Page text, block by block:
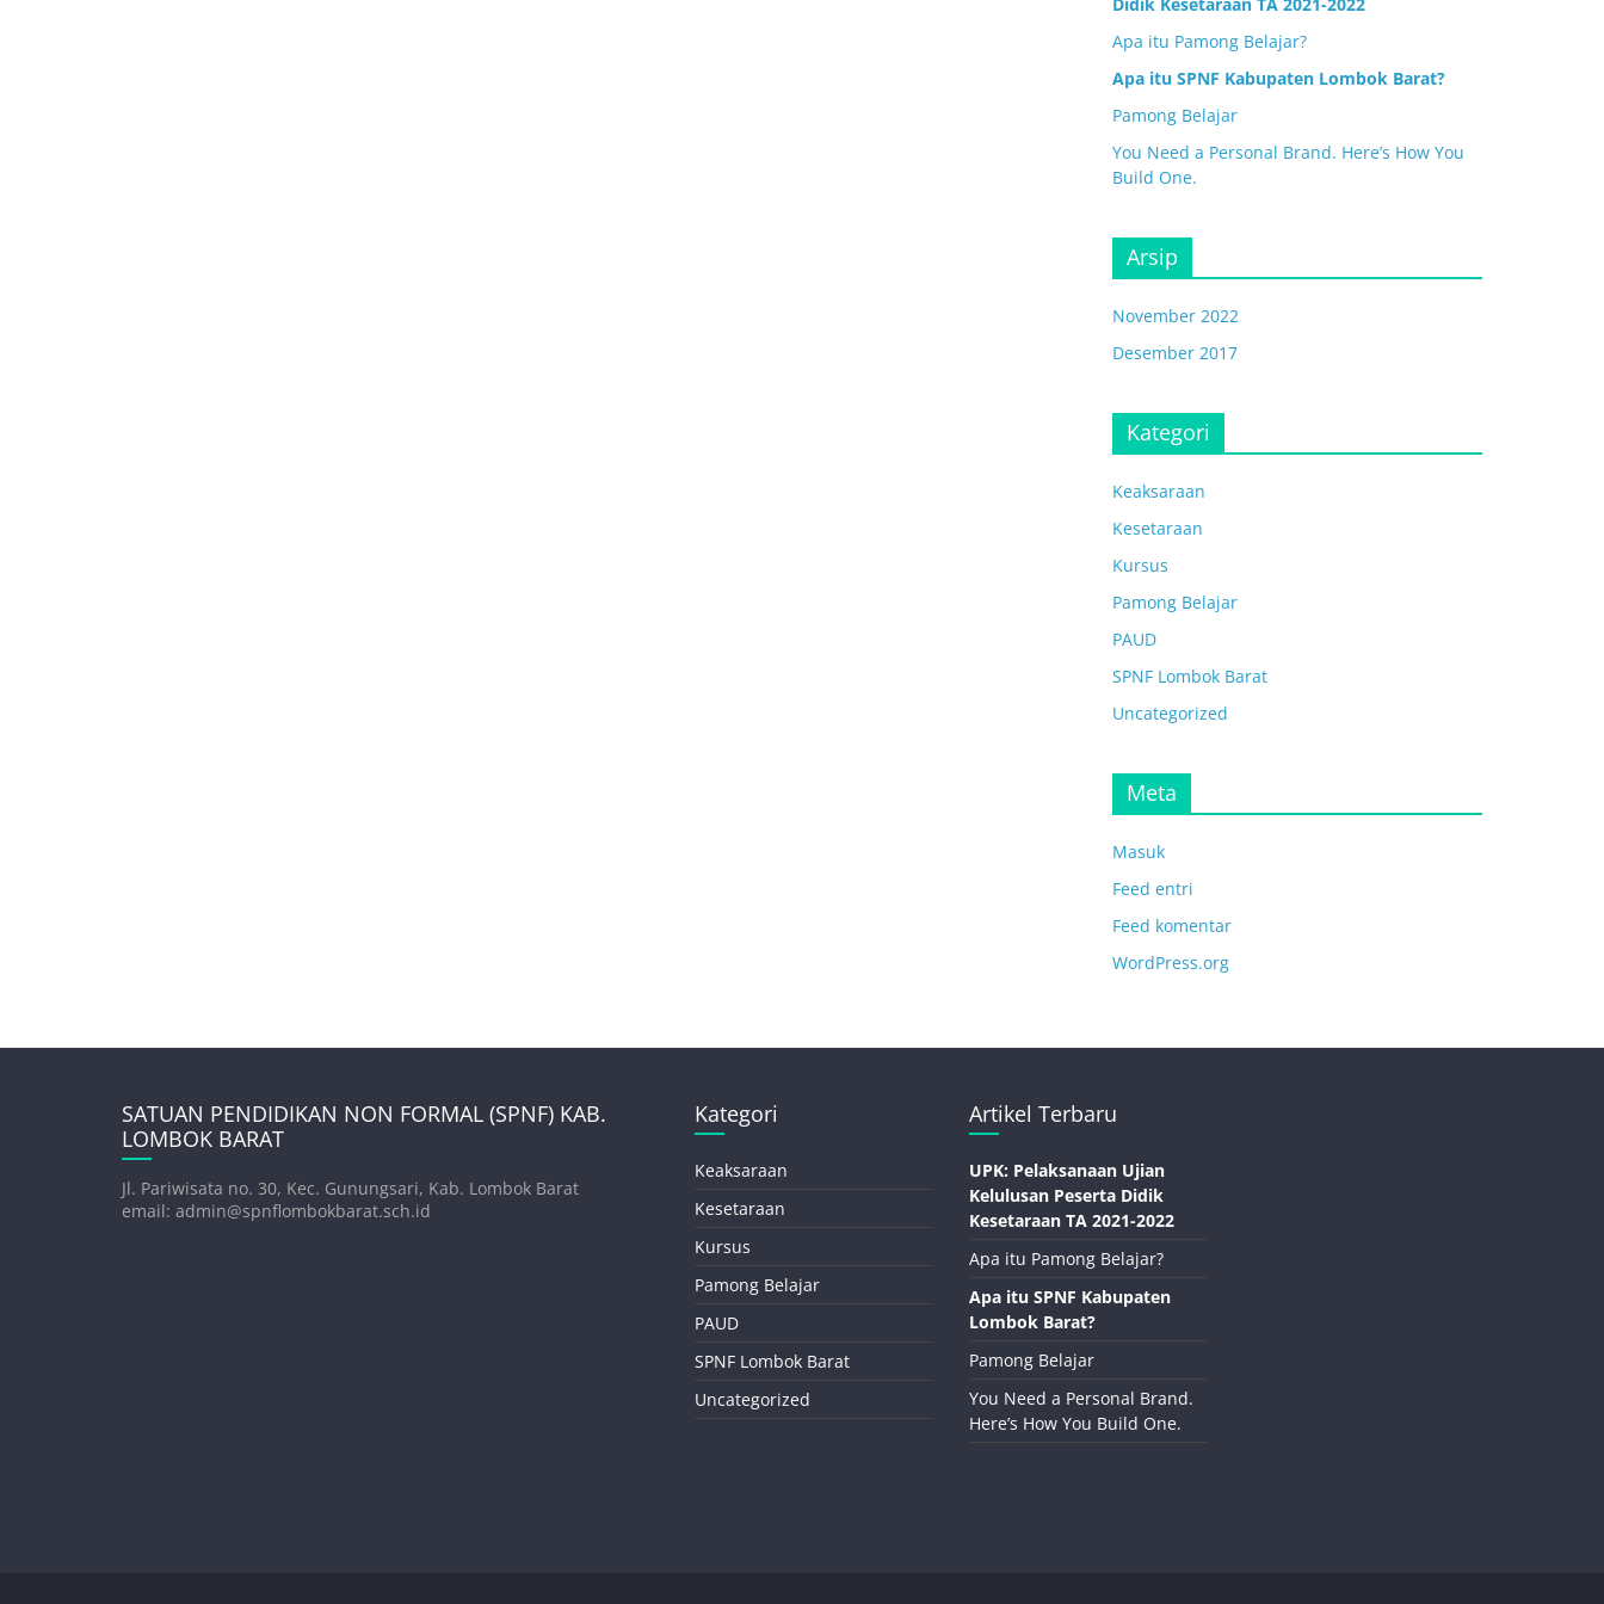
Apa itu Pamong Belajar?
Apa itu SPNF Kabupaten Lombok Barat?
Pamong Belajar
You Need a Personal Brand. Here’s How You
Build One.
Arsip
November 2022
Desember 2017
Kategori
Keaksaraan
Kesetaraan
Kursus
Pamong Belajar
PAUD
SPNF Lombok Barat
Uncategorized
Meta
Masuk
Feed entri
Feed komentar
WordPress.org
SATUAN PENDIDIKAN NON FORMAL (SPNF) KAB.
LOMBOK BARAT
Jl. Pariwisata no. 30, Kec. Gunungsari, Kab. Lombok Barat
email: admin@spnflombokbarat.sch.id
Kategori
Keaksaraan
Kesetaraan
Kursus
Pamong Belajar
PAUD
SPNF Lombok Barat
Uncategorized
Artikel Terbaru
UPK: Pelaksanaan Ujian
Kelulusan Peserta Didik
Kesetaraan TA 2021-2022
Apa itu Pamong Belajar?
Apa itu SPNF Kabupaten
Lombok Barat?
Pamong Belajar
You Need a Personal Brand.
Here’s How You Build One.